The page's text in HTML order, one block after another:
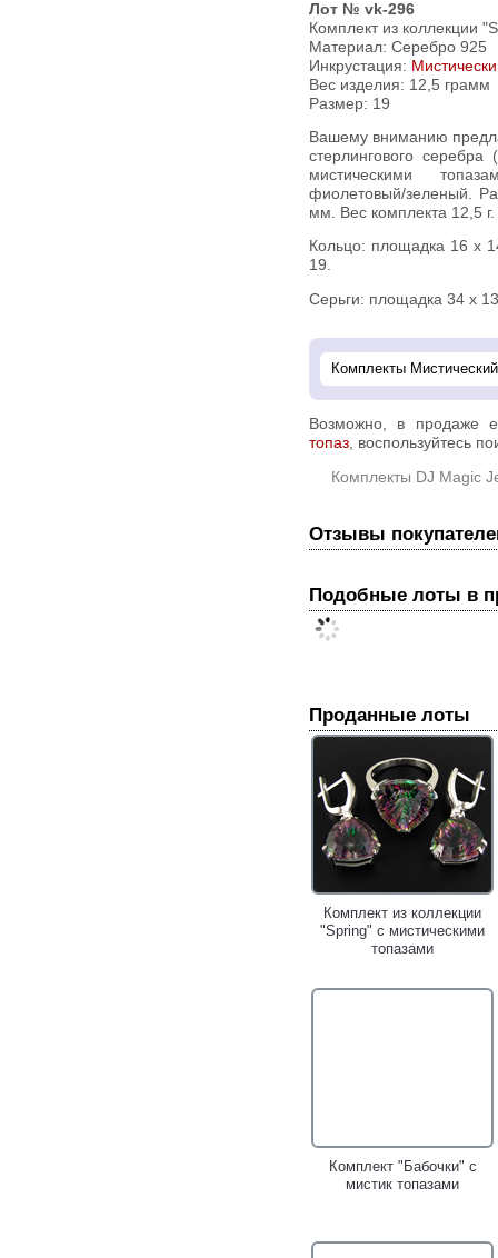
Лот № vk-296
Комплект из коллекции
Материал: Серебро 925
Инкрустация:
Вес изделия: 12,5 грамм
Размер: 19
Вашему вниманию предлагается комплект (кольцо + серьги) из
стерлингового
мистическими
фиолетовый/зеленый.
мм. Вес комплекта 12,5 г.
Кольцо: площадка 16 х 14 мм, высота 9 мм. Вес 5,6 г. Размер
19.
Серьги: площадка 34 х
Возможно, в продаже
топаз, воспользуйтесь
Комплекты DJ Magic
Отзывы
Подобные лоты в
Проданные лоты
Комплект из коллекции
"Spring" с мистическими
топазами
Комплект "Бабочки" с
мистик топазами